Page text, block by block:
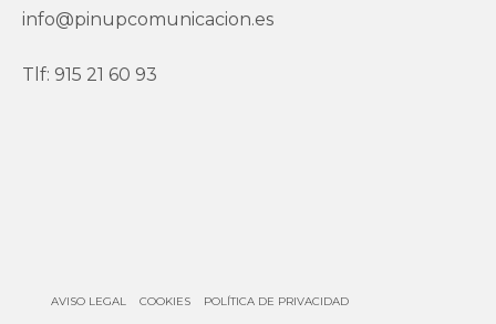
info@pinupcomunicacion.es
Tlf: 915 21 60 93
AVISO LEGAL COOKIES POLÍTICA DE PRIVACIDAD